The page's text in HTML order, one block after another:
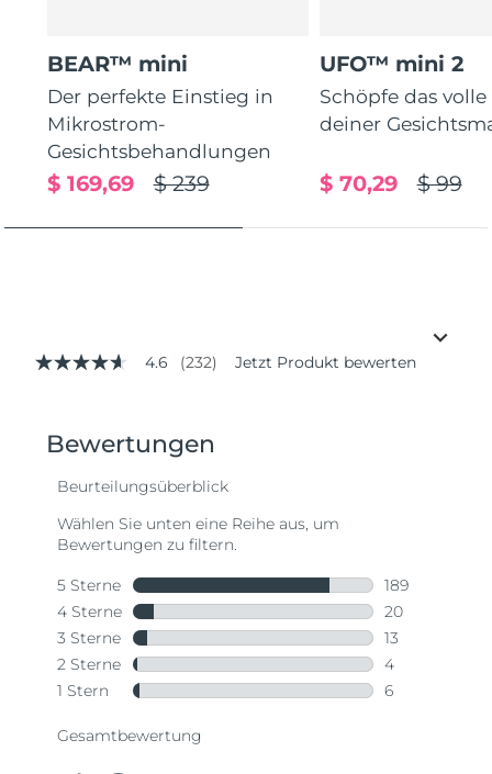
BEAR™ mini
Der perfekte Einstieg in
Mikrostrom-
Gesichtsbehandlungen
$ 239
$ 169,69
UFO™ mini 2
Schöpfe das
deiner
$ 99
$ 70,29
4.6
Durchschnittswert
der
Bewertung.
Read
Reviews.
Link
derselben
4.6 (232) Jetzt Produkt bewerten